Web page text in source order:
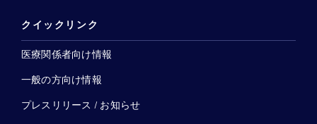
クイックリンク
医療関係者向け情報
一般の方向け情報
プレスリリース / お知らせ